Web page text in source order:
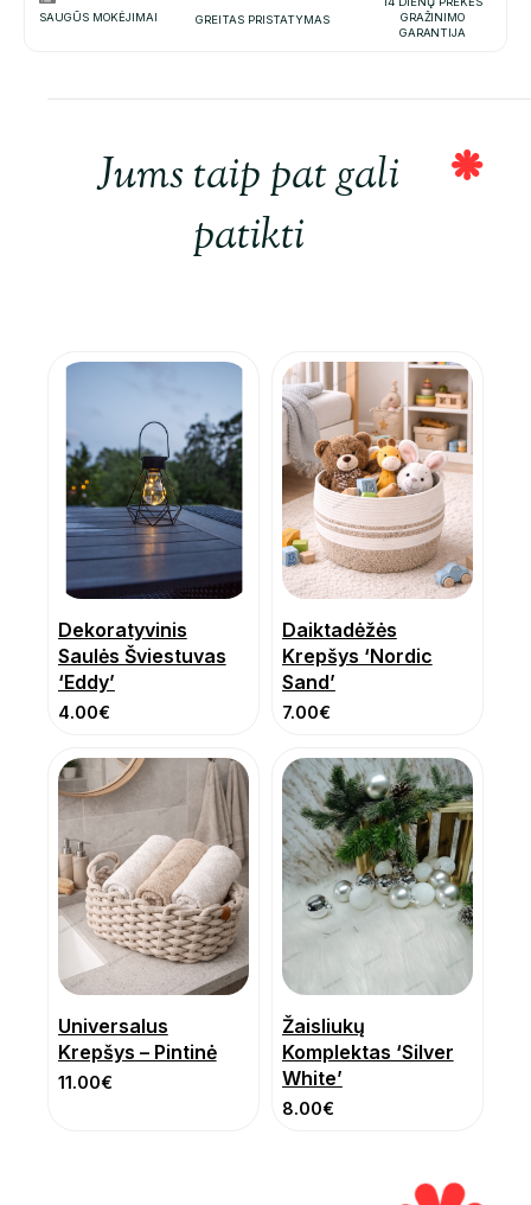
SAUGŪS MOKĖJIMAI GREITAS PRISTATYMAS
GRAŽINIMO
GARANTIJA
Jums taip pat gali
patikti
Dekoratyvinis
Saulės Šviestuvas
‘Eddy’
4.00€
Daiktadėžės
Krepšys ‘Nordic
Sand’
7.00€
Universalus
Krepšys – Pintinė
11.00€
Žaisliukų
Komplektas ‘Silver
White’
8.00€